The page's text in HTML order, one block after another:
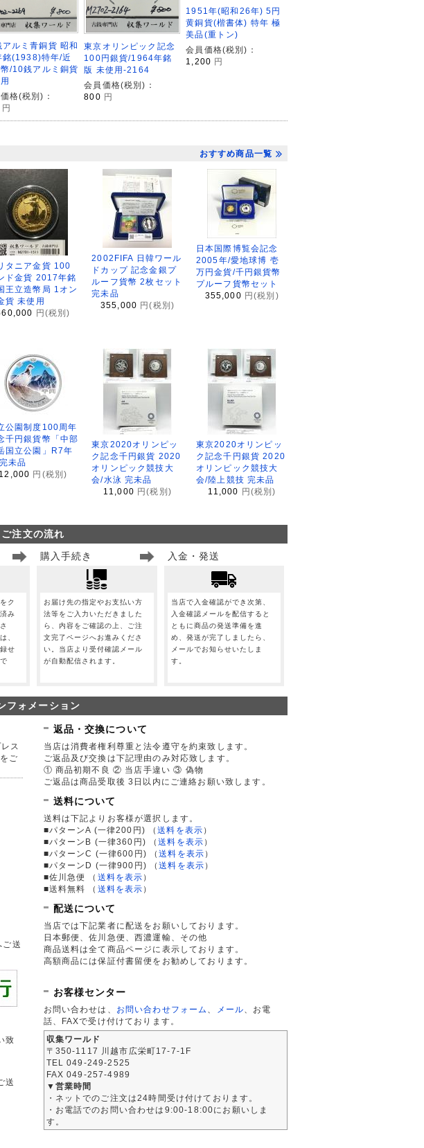
アルミ青銅貨 昭和
銘(1938)特年/近
/10銭アルミ銅貨
格(税別)：
円
東京オリンピック記念
100円銀貨/1964年銘
版 未使用-2164
会員価格(税別)：
800 円
1951年(昭和26年) 5円
黄銅貨(楷書体) 特年 極
美品(重トン)
会員価格(税別)：
1,200 円
おすすめ商品一覧
タニア金貨 100
ド金貨 2017年銘
王立造幣局 1オン
貨 未使用
円(税別)
2002FIFA 日韓ワール
ドカップ 記念金銀プ
ルーフ貨幣 2枚セット
完未品
355,000 円(税別)
日本国際博覧会記念
2005年/愛地球博 壱
万円金貨/千円銀貨幣
プルーフ貨幣セット
355,000 円(税別)
公園制度100周年
千円銀貨幣「中部
国立公園」R7年
未品
12,000 円(税別)
東京2020オリンピッ
ク記念千円銀貨 2020
オリンピック競技大
会/水泳 完未品
11,000 円(税別)
東京2020オリンピッ
ク記念千円銀貨 2020
オリンピック競技大
会/陸上競技 完未品
11,000
円(税別)
ご注文の流れ
ク
み
、
せ
購入手続き
お届け先の指定やお支払い方
法等をご入力いただきました
ら、内容をご確認の上、ご注
文完了ページへお進みくださ
い。当店より受付確認メール
が自動配信されます。
入金・発送
当店で入金確認ができ次第、
入金確認メールを配信すると
ともに商品の発送準備を進
め、発送が完了しましたら、
メールでお知らせいたしま
す。
フォメーション
ス
ご
ご送
致
送
返品・交換について
当店は消費者権利尊重と法令遵守を約束致します。
ご返品及び交換は下記理由のみ対応致します。
① 商品初期不良 ② 当店手違い ③ 偽物
ご返品は商品受取後 3日以内にご連絡お願い致します。
送料について
送料は下記よりお客様が選択します。
■パターンA (一律200円)
（送料を表示 ）
■パターンB (一律360円)
（送料を表示 ）
■パターンC (一律600円)
（送料を表示 ）
■パターンD (一律900円)
（送料を表示 ）
■佐川急便
（ 送料を表示 ）
■送料無料
（ 送料を表示 ）
配送について
当店では下記業者に配送をお願いしております。
日本郵便、佐川急便、西濃運輸、その他
商品送料は全て商品ページに表示しております。
高額商品には保証付書留便をお勧めしております。
お客様センター
お問い合わせは、 お問い合わせフォーム メール 、お電
話、FAXで受け付けております。
収集ワールド
〒350-1117 川越市広栄町17-7-1F
TEL 049-249-2525
FAX 049-257-4989
▼営業時間
・ネットでのご注文は24時間受け付けております。
・お電話でのお問い合わせは9:00-18:00にお願いしま
す。